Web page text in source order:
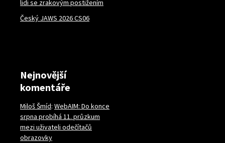
lidi se zrakovým postižením
Český JAWS 2026 CS06
Nejnovější
komentáře
Miloš Šmíd: WebAIM: Do konce
srpna probíhá 11. průzkum
mezi uživateli odečítačů
obrazovky